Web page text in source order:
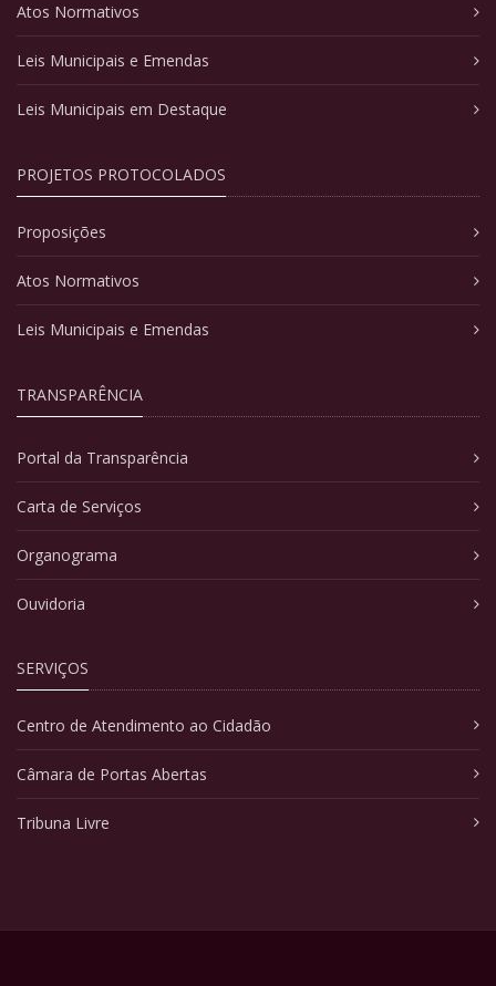
Atos Normativos
Leis Municipais e Emendas
Leis Municipais em Destaque
PROJETOS PROTOCOLADOS
Proposições
Atos Normativos
Leis Municipais e Emendas
TRANSPARÊNCIA
Portal da Transparência
Carta de Serviços
Organograma
Ouvidoria
SERVIÇOS
Centro de Atendimento ao Cidadão
Câmara de Portas Abertas
Tribuna Livre